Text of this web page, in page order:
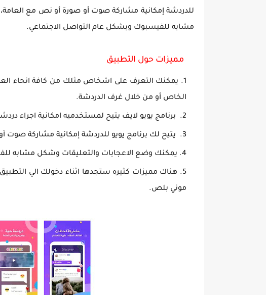
للدردشة إمكانية مشاركة صوت أو صورة أو نص مع
مشابه للفيسبوك وبشكل عام التواصل الاجتماعي.
مميزات حول التطبيق
يمكنك التعرف على اشخاص مثلك من كافة انحاء
الخاص أو من خلال غرف الدردشة.
برنامج يويو لايف يتيح لمستخدميه امكانية
يتيح لك برنامج يويو للدردشة إمكانية مشاركة صوت
يمكنك وضع الاعجابات والتعليقات وشكل مشابه
هناك مميزات كثيره ستجدها اثناء دخولك الي
موني بلص.